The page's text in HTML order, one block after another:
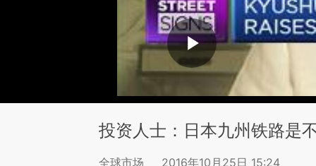
投资人士：日本九州铁路是
全球市场
2016年10月25日 15:24